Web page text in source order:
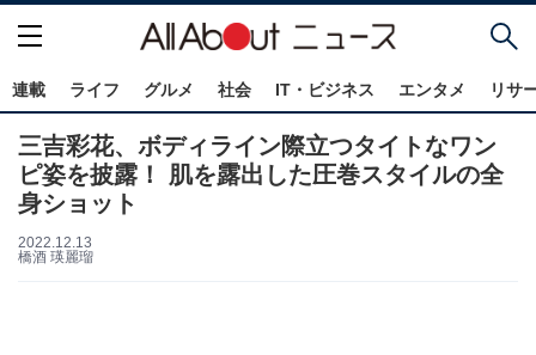
連載 ライフ グルメ 社会 IT・ビジネス エンタメ リサ
三吉彩花、ボディライン際立つタイトなワン
ピ姿を披露！ 肌を露出した圧巻スタイルの全
身ショット
2022.12.13
橋酒 瑛麗瑠